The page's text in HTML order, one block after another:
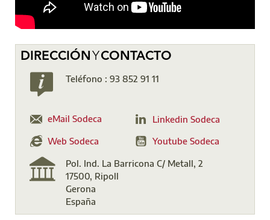
DIRECCIÓN YCONTACTO
Teléfono : 93 852 91 11
eMail Sodeca
Linkedin Sodeca
Web Sodeca
Youtube Sodeca
Pol. Ind. La Barricona C/ Metall, 2
17500, Ripoll
Gerona
España